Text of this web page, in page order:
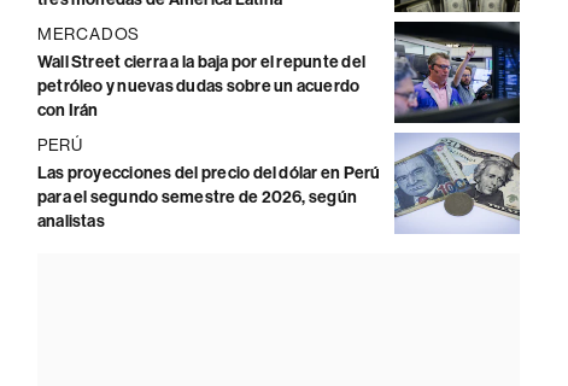
MERCADOS
Wall Street cierra a la baja por el repunte del
petróleo y nuevas dudas sobre un acuerdo
con Irán
PERÚ
Las proyecciones del precio del dólar en Perú
para el segundo semestre de 2026, según
analistas